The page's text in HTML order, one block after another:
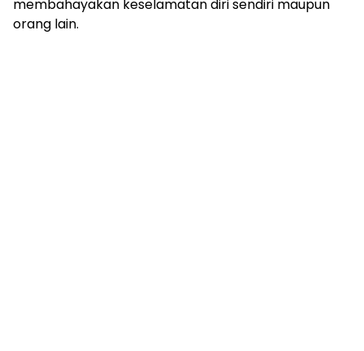
membahayakan keselamatan diri sendiri maupun
orang lain.